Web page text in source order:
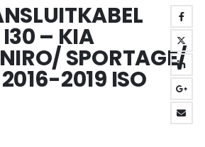
– KIA
SPORTAGE/
2019 ISO